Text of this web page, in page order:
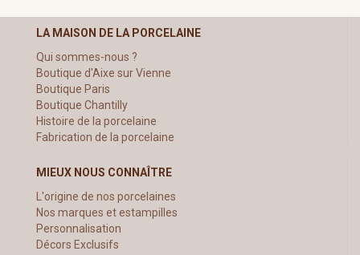
LA MAISON DE LA PORCELAINE
Qui sommes-nous ?
Boutique d'Aixe sur Vienne
Boutique Paris
Boutique Chantilly
Histoire de la porcelaine
Fabrication de la porcelaine
MIEUX NOUS CONNAÎTRE
L'origine de nos porcelaines
Nos marques et estampilles
Personnalisation
Décors Exclusifs